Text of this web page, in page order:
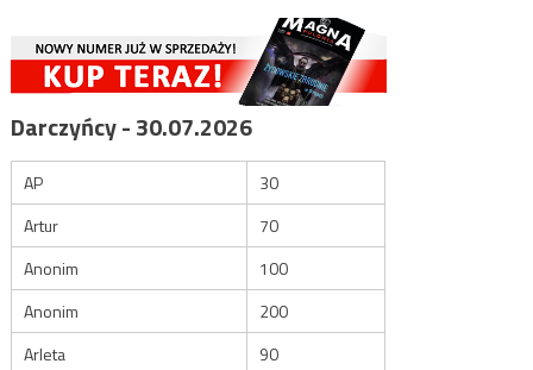
Darczyńcy - 30.07.2026
AP
30
Artur
70
Anonim
100
Anonim
200
Arleta
90